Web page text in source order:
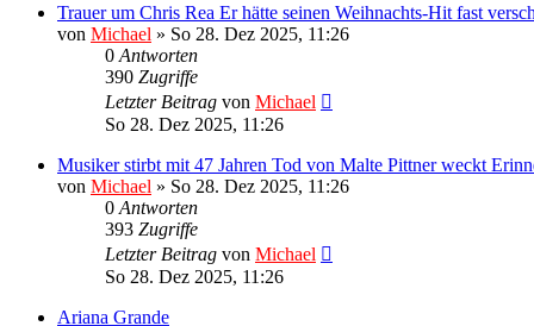
Trauer um Chris Rea Er hätte seinen Weihnachts-Hit fast
von Michael » So 28. Dez 2025, 11:26
0 Antworten
390 Zugriffe
Letzter Beitrag von Michael
So 28. Dez 2025, 11:26
Musiker stirbt mit 47 Jahren Tod von Malte Pittner weckt
von Michael » So 28. Dez 2025, 11:26
0 Antworten
393 Zugriffe
Letzter Beitrag von Michael
So 28. Dez 2025, 11:26
Ariana Grande